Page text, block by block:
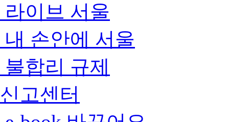
라이브 서울
내 손안에 서울
불합리 규제
신고센터